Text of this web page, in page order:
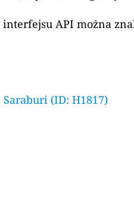
API można
(ID: H1817)